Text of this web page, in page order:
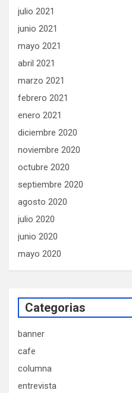
julio 2021
junio 2021
mayo 2021
abril 2021
marzo 2021
febrero 2021
enero 2021
diciembre 2020
noviembre 2020
octubre 2020
septiembre 2020
agosto 2020
julio 2020
junio 2020
mayo 2020
Categorias
banner
cafe
columna
entrevista